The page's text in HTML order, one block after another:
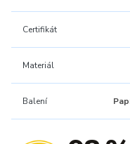
Certifikát
Materiál
Balení